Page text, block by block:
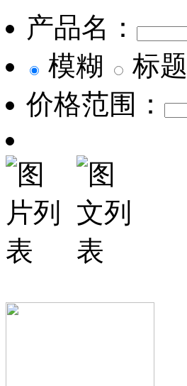
产品名：
模糊
标题
价格范围：